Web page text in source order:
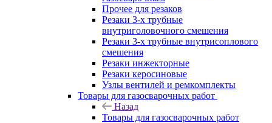
Прочее для резаков
Резаки 3-х трубные
внутриголовочного смешения
Резаки 3-х трубные внутрисоплового
смешения
Резаки инжекторные
Резаки керосиновые
Узлы вентилей и ремкомплекты
Товары для газосварочных работ
Назад
Товары для газосварочных работ